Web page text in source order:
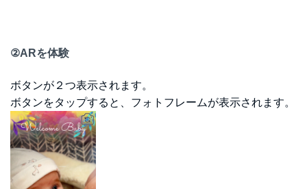
②ARを体験
ボタンが２つ表示されます。
ボタンをタップすると、フォトフレームが表示されます。